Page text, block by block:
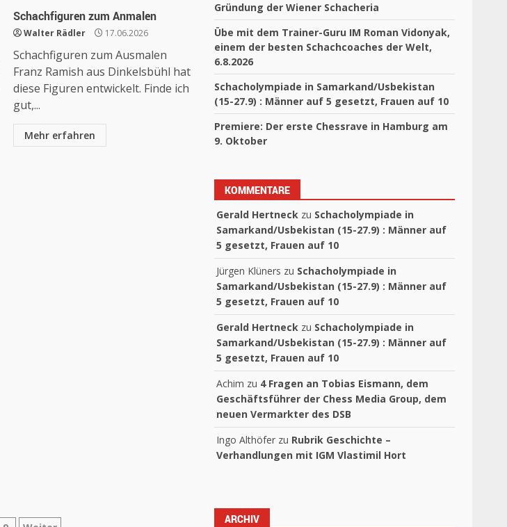
Schachfiguren zum Anmalen
Walter Rädler 17.06.2026
Schachfiguren zum Ausmalen
Franz Ramish aus Dinkelsbühl hat
diese Figuren entwickelt. Finde ich
gut,...
Mehr erfahren
Gründung der Wiener Schacheria
Übe mit dem Trainer-Guru IM Roman Vidonyak,
einem der besten Schachcoaches der Welt,
6.8.2026
Schacholympiade in Samarkand/Usbekistan
(15-27.9) : Männer auf 5 gesetzt, Frauen auf 10
Premiere: Der erste Chessrave in Hamburg am
9. Oktober
KOMMENTARE
Gerald Hertneck zu Schacholympiade in
Samarkand/Usbekistan (15-27.9) : Männer auf
5 gesetzt, Frauen auf 10
Jürgen Klüners zu Schacholympiade in
Samarkand/Usbekistan (15-27.9) : Männer auf
5 gesetzt, Frauen auf 10
Gerald Hertneck zu Schacholympiade in
Samarkand/Usbekistan (15-27.9) : Männer auf
5 gesetzt, Frauen auf 10
Achim zu 4 Fragen an Tobias Eismann, dem
Geschäftsführer der Chess Media Group, dem
neuen Vermarkter des DSB
Ingo Althöfer zu Rubrik Geschichte –
Verhandlungen mit IGM Vlastimil Hort
ARCHIV